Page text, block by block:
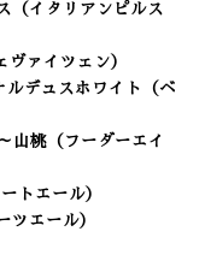
イタリアンピルス
ァイツェン）
デュスホワイト
（ベ
桃（フーダーエイ
ートエール）
エール）